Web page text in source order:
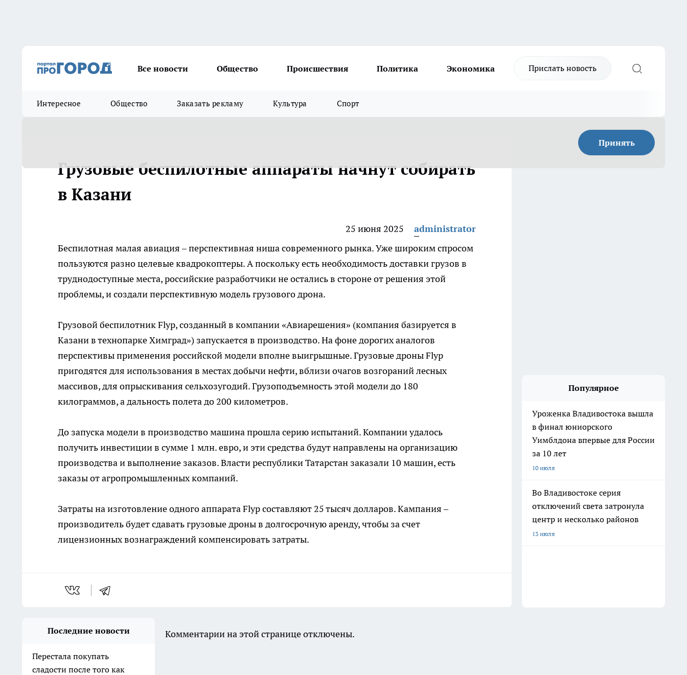
Все новости Общество Происшествия Политика Экономика Прислать новость
Интересное Общество Заказать рекламу Культура Спорт
Принять
Грузовые беспилотные аппараты начнут собирать
в Казани
25 июня 2025
administrator
Беспилотная малая авиация – перспективная ниша современного рынка. Уже широким спросом
пользуются разно целевые квадрокоптеры. А поскольку есть необходимость доставки грузов в
труднодоступные места, российские разработчики не остались в стороне от решения этой
проблемы, и создали перспективную модель грузового дрона.
Грузовой беспилотник Flyp, созданный в компании «Авиарешения» (компания базируется в
Казани в технопарке Химград») запускается в производство. На фоне дорогих аналогов
перспективы применения российской модели вполне выигрышные. Грузовые дроны Flyp
пригодятся для использования в местах добычи нефти, вблизи очагов возгораний лесных
массивов, для опрыскивания сельхозугодий. Грузоподъемность этой модели до 180
килограммов, а дальность полета до 200 километров.
До запуска модели в производство машина прошла серию испытаний. Компании удалось
получить инвестиции в сумме 1 млн. евро, и эти средства будут направлены на организацию
производства и выполнение заказов. Власти республики Татарстан заказали 10 машин, есть
заказы от агропромышленных компаний.
Затраты на изготовление одного аппарата Flyp составляют 25 тысяч долларов. Кампания –
производитель будет сдавать грузовые дроны в долгосрочную аренду, чтобы за счет
лицензионных вознаграждений компенсировать затраты.
Популярное
Уроженка Владивостока вышла
в финал юниорского
Уимблдона впервые для России
за 10 лет
10 июля
Во Владивостоке серия
отключений света затронула
центр и несколько районов
13 июля
Последние новости
Перестала покупать
сладости после того как
Комментарии на этой странице отключены.